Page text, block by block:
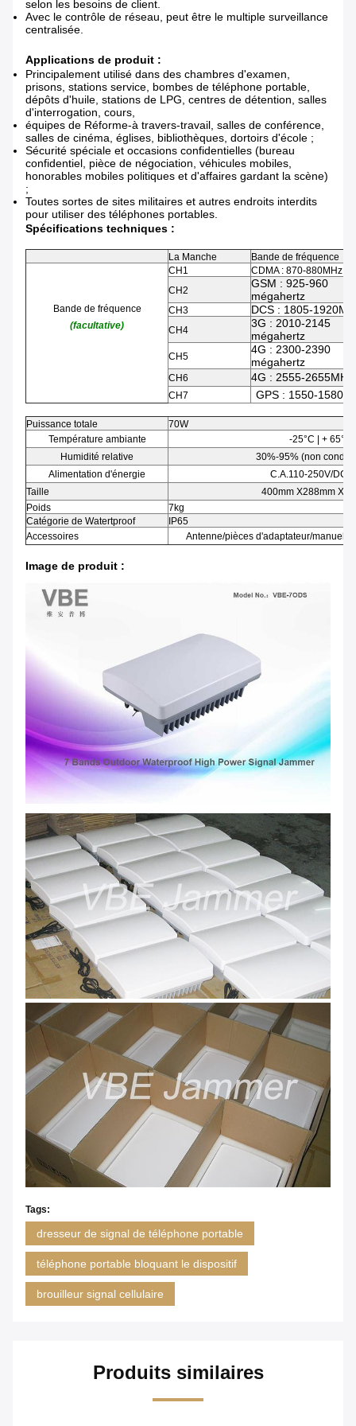
selon les besoins de client.
Avec le contrôle de réseau, peut être le multiple surveillance
centralisée.
Applications de produit :
Principalement utilisé dans des chambres d'examen,
prisons, stations service, bombes de téléphone portable,
dépôts d'huile, stations de LPG, centres de détention, salles
d'interrogation, cours,
équipes de Réforme-à travers-travail, salles de conférence,
salles de cinéma, églises, bibliothèques, dortoirs d'école ;
Sécurité spéciale et occasions confidentielles (bureau
confidentiel, pièce de négociation, véhicules mobiles,
honorables mobiles politiques et d'affaires gardant la scène)
;
Toutes sortes de sites militaires et autres endroits interdits
pour utiliser des téléphones portables.
Spécifications techniques :
La Manche Bande de fréquence
Bande de fréquence
(facultative)
CH1
CDMA : 870-880MHz
CH2
GSM : 925-960
mégahertz
CH3 DCS : 1805-
CH4
3G : 2010-2145
mégahertz
CH5
4G : 2300-2390
mégahertz
CH6 4G : 2555-2655MHz
CH7 GPS : 1550-
Puissance totale
70W
Température ambiante
-25°C | + 65°C
Humidité relative
30%-95% (non
Alimentation d'énergie
C.A.110-250V/
Taille
400mm X288mm X
Poids
7kg
Catégorie de Watertproof
IP65
Accessoires
Antenne/pièces d'adaptateur/manuel/
Image de produit :
Tags:
dresseur de signal de téléphone portable
téléphone portable bloquant le dispositif
brouilleur signal cellulaire
Produits similaires